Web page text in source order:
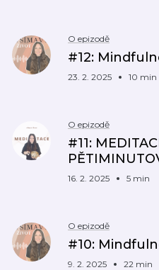
O epizodě
#12:
23. 2. 2025 10 min
O epizodě
#11:
16. 2. 2025 5 min
O epizodě
#10:
9. 2. 2025 22 min